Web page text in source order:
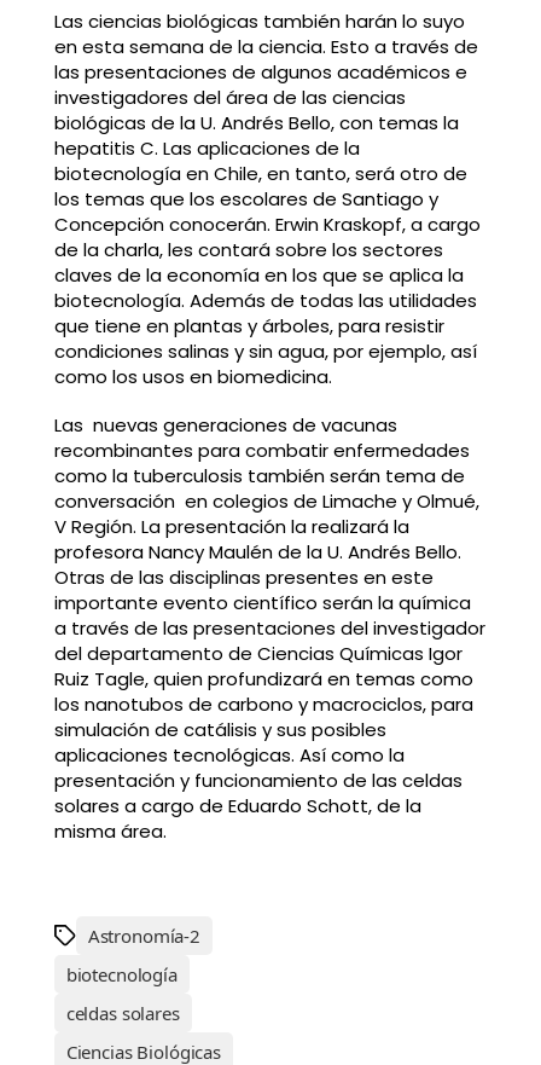
Las ciencias biológicas también harán lo suyo
en esta semana de la ciencia. Esto a través de
las presentaciones de algunos académicos e
investigadores del área de las ciencias
biológicas de la U. Andrés Bello, con temas la
hepatitis C. Las aplicaciones de la
biotecnología en Chile, en tanto, será otro de
los temas que los escolares de Santiago y
Concepción conocerán. Erwin Kraskopf, a cargo
de la charla, les contará sobre los sectores
claves de la economía en los que se aplica la
biotecnología. Además de todas las utilidades
que tiene en plantas y árboles, para resistir
condiciones salinas y sin agua, por ejemplo, así
como los usos en biomedicina.
Las nuevas generaciones de vacunas
recombinantes para combatir enfermedades
como la tuberculosis también serán tema de
conversación en colegios de Limache y Olmué,
V Región. La presentación la realizará la
profesora Nancy Maulén de la U. Andrés Bello.
Otras de las disciplinas presentes en este
importante evento científico serán la química
a través de las presentaciones del investigador
del departamento de Ciencias Químicas Igor
Ruiz Tagle, quien profundizará en temas como
los nanotubos de carbono y macrociclos, para
simulación de catálisis y sus posibles
aplicaciones tecnológicas. Así como la
presentación y funcionamiento de las celdas
solares a cargo de Eduardo Schott, de la
misma área.
Astronomía-2
biotecnología
celdas solares
Ciencias Biológicas